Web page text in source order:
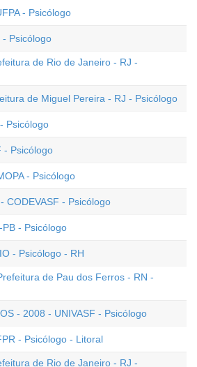
- Psicólogo
Psicólogo
de Rio de Janeiro - RJ -
de Miguel Pereira - RJ - Psicólogo
Psicólogo
- Psicólogo
- Psicólogo
CODEVASF - Psicólogo
- Psicólogo
- Psicólogo - RH
de Pau dos Ferros - RN -
- 2008 - UNIVASF - Psicólogo
- Psicólogo - Litoral
de Rio de Janeiro - RJ -